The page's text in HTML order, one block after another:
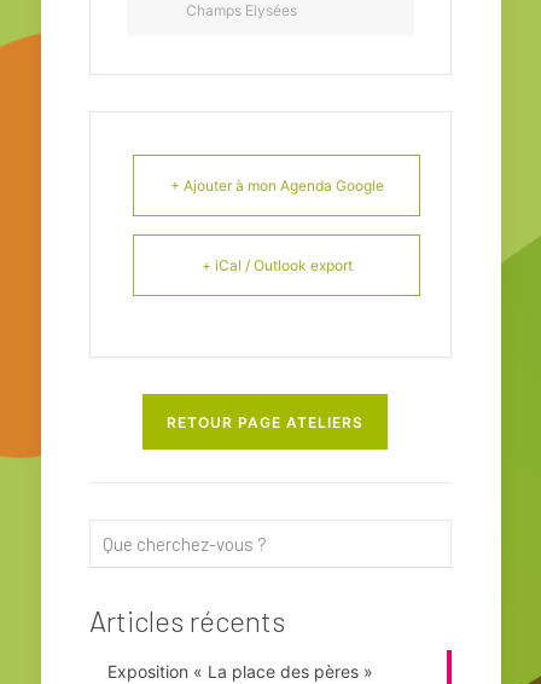
Champs Elysées
+ Ajouter à mon Agenda Google
+ iCal / Outlook export
RETOUR PAGE ATELIERS
Articles récents
Exposition « La place des pères »